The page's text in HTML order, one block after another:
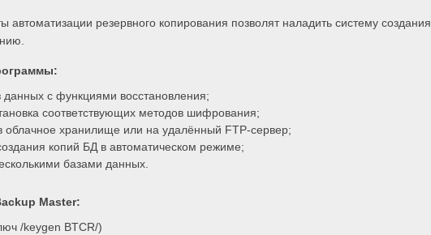
автоматизации резервного копирования позволят наладить систему создания
данных с функциями восстановления;
соответствующих методов шифрования;
облачное хранилище или на удалённый FTP-сервер;
копий БД в автоматическом режиме;
базами данных.
Master:
/keygen BTCR/)